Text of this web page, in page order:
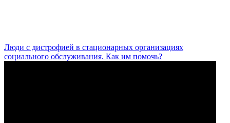
Люди с дистрофией в стационарных организациях
социального обслуживания. Как им помочь?